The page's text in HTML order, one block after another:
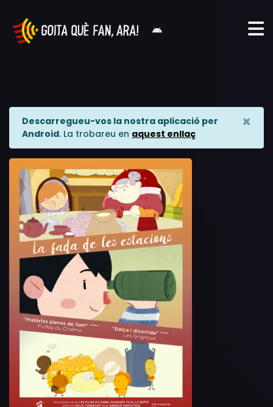
Descarregueu-vos la nostra aplicació per
Android. La trobareu en aquest enllaç
×